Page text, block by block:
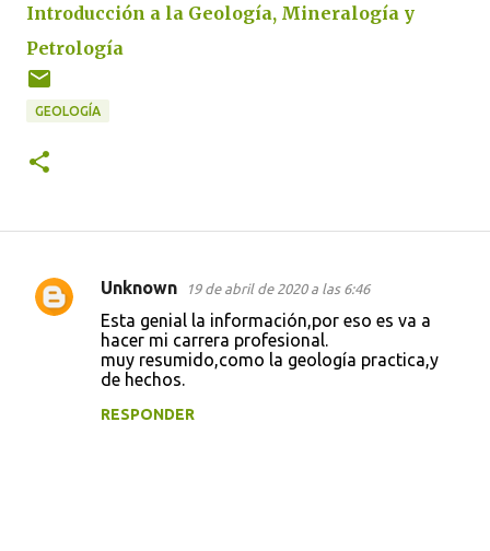
Introducción a la Geología, Mineralogía y
Petrología
GEOLOGÍA
C
Unknown 19 de abril de 2020 a las 6:46
Esta genial la información,por eso es va a
hacer mi carrera profesional.
muy resumido,como la geología practica,y
de hechos.
RESPONDER